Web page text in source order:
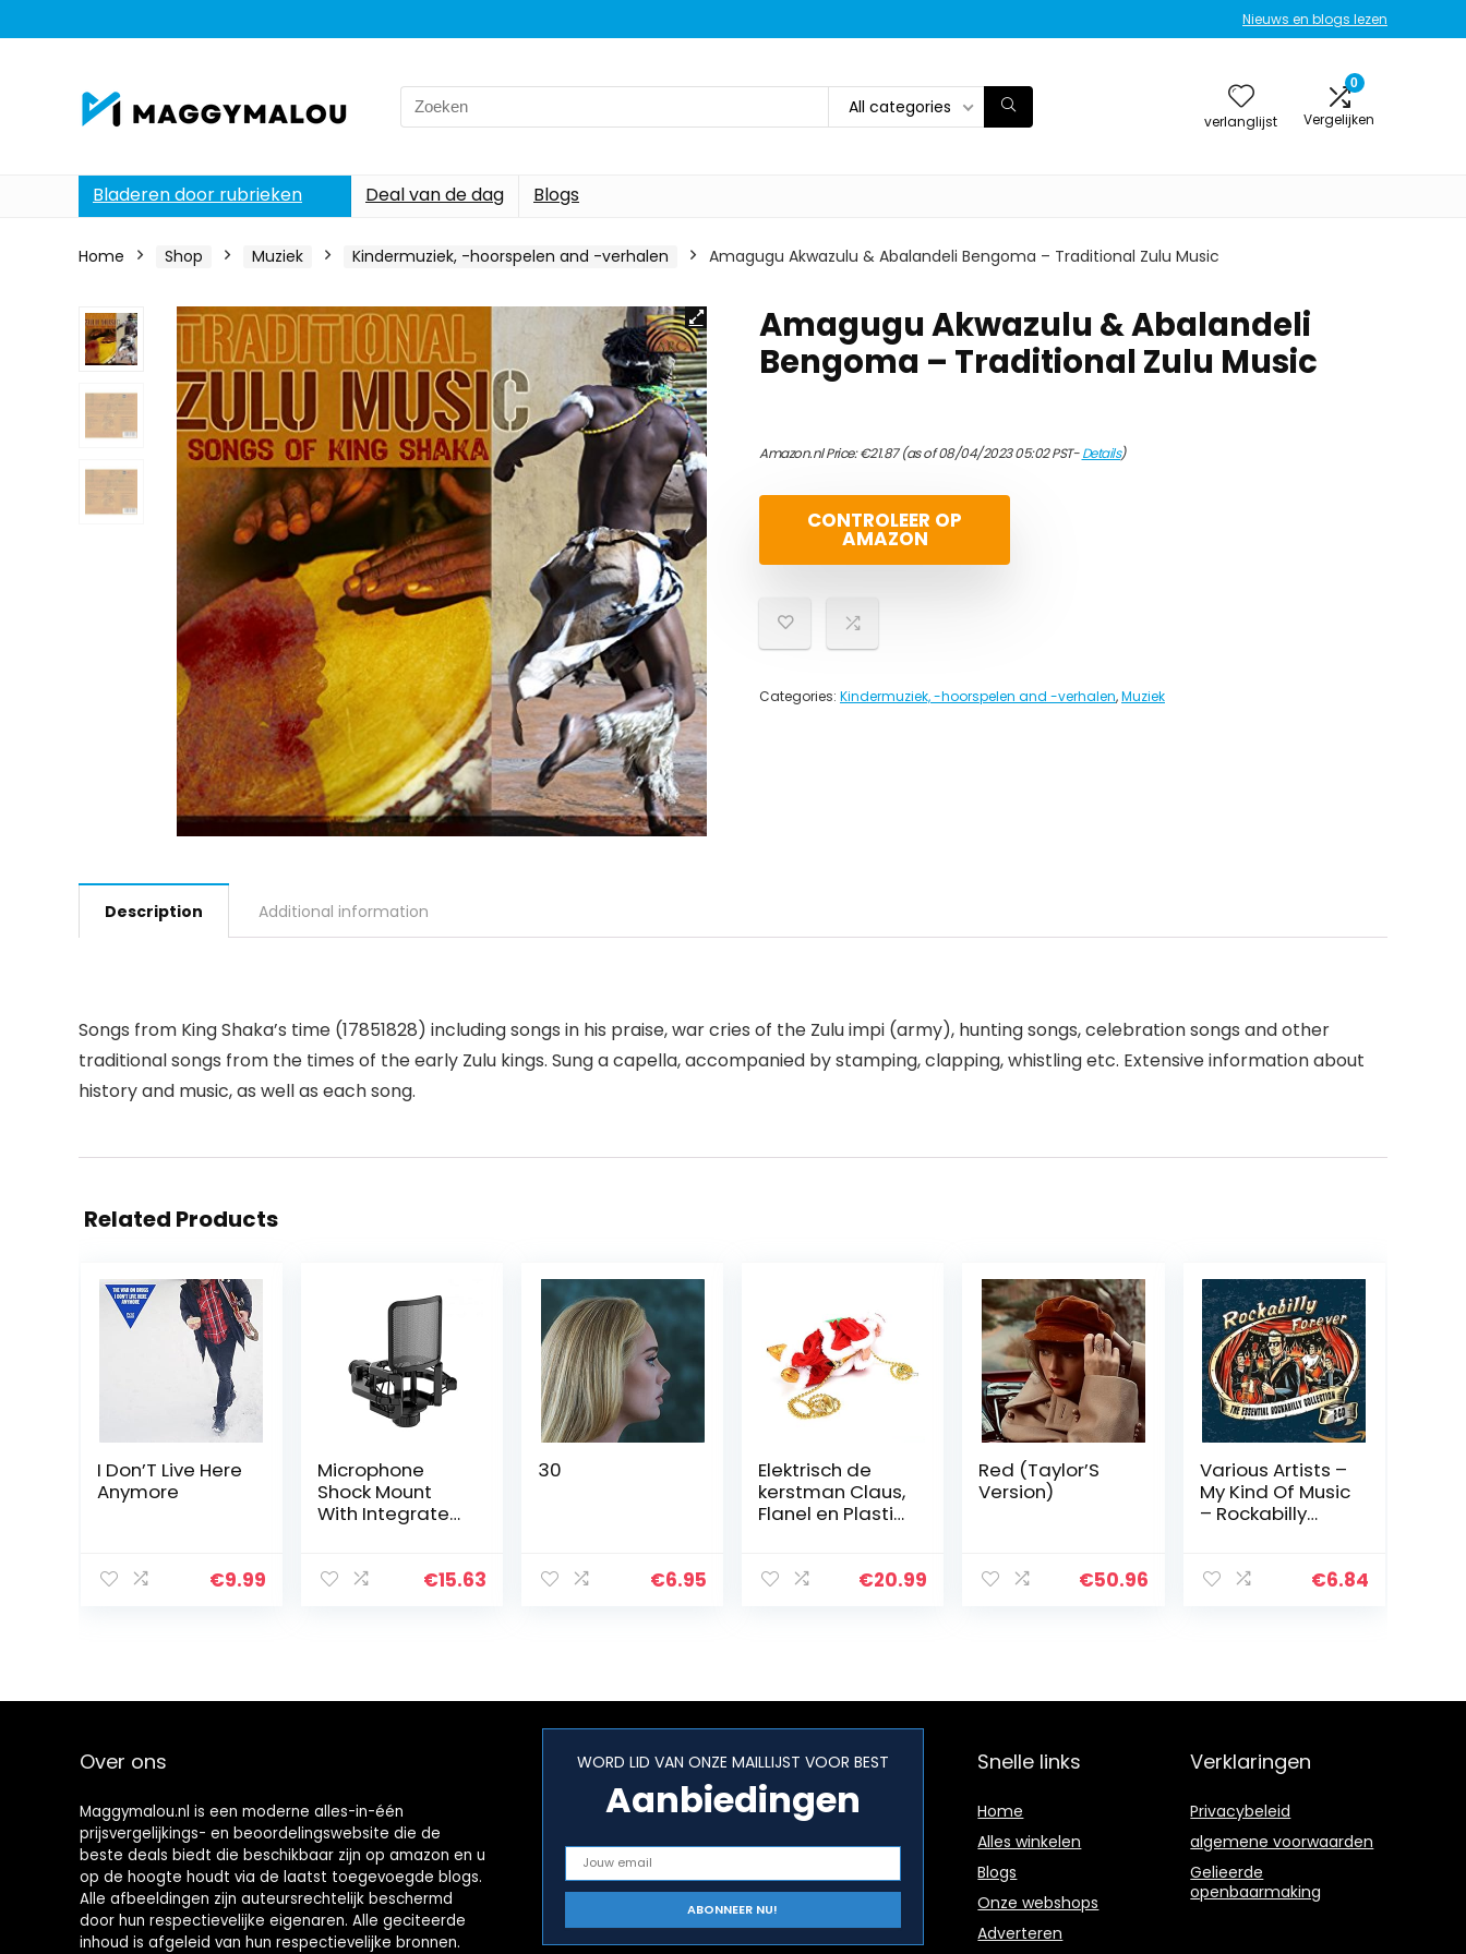
Nieuws en blogs lezen
Search
for:
All categories
verlanglijst
0
Vergelijken
Bladeren door rubrieken Deal van de dag Blogs
Home Shop Muziek Kindermuziek, -hoorspelen and -verhalen Amagugu Akwazulu & Abalandeli Bengoma – Traditional Zulu Music
Amagugu Akwazulu & Abalandeli
Bengoma – Traditional Zulu Music
Amazon.nl Price:€21.87(as of 08/04/2023 05:02 PST-Details)
CONTROLEER OP
AMAZON
Categories: Kindermuziek, -hoorspelen and -verhalen,Muziek
Description Additional information
Songs from King Shaka’s time (17851828) including songs in his praise, war cries of the Zulu impi (army), hunting songs, celebration songs and other
traditional songs from the times of the early Zulu kings. Sung a capella, accompanied by stamping, clapping, whistling etc. Extensive information about
history and music, as well as each song.
Related Products
I Don’T Live Here
Anymore
€9.99
Microphone
Shock Mount
With Integrated
Mount With Pop
€15.63
30
€6.95
Elektrisch de
kerstman Claus,
Flanel en Plastic
Ontwerp voor
€20.99
Red (Taylor’S
Version)
€50.96
Various Artists –
My Kind Of Music
– Rockabilly
€6.84
Over ons
Maggymalou.nl is een moderne alles-in-één
prijsvergelijkings- en beoordelingswebsite die de
beste deals biedt die beschikbaar zijn op amazon en u
op de hoogte houdt via de laatst toegevoegde blogs.
Alle afbeeldingen zijn auteursrechtelijk beschermd
door hun respectievelijke eigenaren. Alle geciteerde
inhoud is afgeleid van hun respectievelijke bronnen.
WORD LID VAN ONZE MAILLIJST VOOR BEST
Aanbiedingen
Snelle links
Home
Alles winkelen
Blogs
Onze webshops
Adverteren
Verklaringen
Privacybeleid
algemene voorwaarden
Gelieerde
openbaarmaking